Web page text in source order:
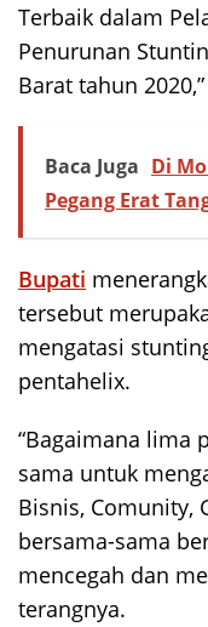
Terbaik dalam
Penurunan
Barat tahun
Baca Juga Di
Pegang Erat
Bupati
tersebut
mengatasi
pentahelix.
“Bagaimana lima
sama untuk
Bisnis, Comunity,
bersama-sama
mencegah dan
terangnya.